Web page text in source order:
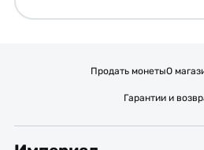
Продать монетыО
Гарантии и